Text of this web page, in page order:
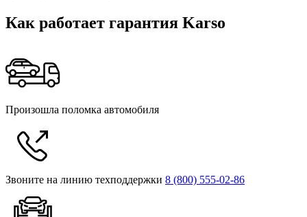
Как работает гарантия Karso
Произошла поломка автомобиля
Звоните на линию техподдержки 8 (800) 555‑02‑86